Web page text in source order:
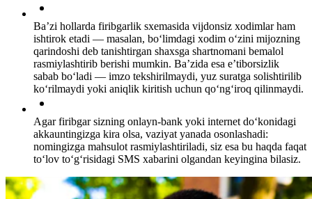
Ba’zi hollarda firibgarlik sxemasida vijdonsiz xodimlar ham
ishtirok etadi — masalan, bo‘limdagi xodim o‘zini mijozning
qarindoshi deb tanishtirgan shaxsga shartnomani bemalol
rasmiylashtirib berishi mumkin. Ba’zida esa e’tiborsizlik
sabab bo‘ladi — imzo tekshirilmaydi, yuz suratga solishtirilib
ko‘rilmaydi yoki aniqlik kiritish uchun qo‘ng‘iroq qilinmaydi.
Agar firibgar sizning onlayn-bank yoki internet do‘konidagi
akkauntingizga kira olsa, vaziyat yanada osonlashadi:
nomingizga mahsulot rasmiylashtiriladi, siz esa bu haqda faqat
to‘lov to‘g‘risidagi SMS xabarini olgandan keyingina bilasiz.